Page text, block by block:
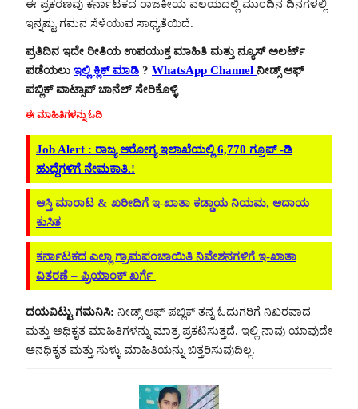
ಈ ಪ್ರಕರಣವು ಕರ್ನಾಟಕದ ರಾಜಕೀಯ ವಲಯದಲ್ಲಿ ಮುಂದಿನ ದಿನಗಳಲ್ಲಿ
ಇನ್ನಷ್ಟು ಗಮನ ಸೆಳೆಯುವ ಸಾಧ್ಯತೆಯಿದೆ.
ಪ್ರತಿದಿನ ಇದೇ ರೀತಿಯ ಉಪಯುಕ್ತ ಮಾಹಿತಿ ಮತ್ತು ನ್ಯೂಸ್ ಅಲರ್ಟ್
ಪಡೆಯಲು ಇಲ್ಲಿ ಕ್ಲಿಕ್ ಮಾಡಿ ? WhatsApp Channel ನೀಡ್ಸ್ ಆಫ್
ಪಬ್ಲಿಕ್ ವಾಟ್ಸಾಪ್ ಚಾನೆಲ್ ಸೇರಿಕೊಳ್ಳಿ
ಈ ಮಾಹಿತಿಗಳನ್ನು ಓದಿ
Job Alert : ರಾಜ್ಯ ಆರೋಗ್ಯ ಇಲಾಖೆಯಲ್ಲಿ 6,770 ಗ್ರೂಪ್ -ಡಿ
ಹುದ್ದೆಗಳಿಗೆ ನೇಮಕಾತಿ.!
ಆಸ್ತಿ ಮಾರಾಟ & ಖರೀದಿಗೆ ಇ-ಖಾತಾ ಕಡ್ಡಾಯ ನಿಯಮ, ಆದಾಯ
ಕುಸಿತ
ಕರ್ನಾಟಕದ ಎಲ್ಲಾ ಗ್ರಾಮಪಂಚಾಯಿತಿ ನಿವೇಶನಗಳಿಗೆ ಇ-ಖಾತಾ
ವಿತರಣೆ – ಪ್ರಿಯಾಂಕ್ ಖರ್ಗೆ
ದಯವಿಟ್ಟು ಗಮನಿಸಿ: ನೀಡ್ಸ್ ಆಫ್ ಪಬ್ಲಿಕ್ ತನ್ನ ಓದುಗರಿಗೆ ನಿಖರವಾದ
ಮತ್ತು ಅಧಿಕೃತ ಮಾಹಿತಿಗಳನ್ನು ಮಾತ್ರ ಪ್ರಕಟಿಸುತ್ತದೆ. ಇಲ್ಲಿ ನಾವು ಯಾವುದೇ
ಅನಧಿಕೃತ ಮತ್ತು ಸುಳ್ಳು ಮಾಹಿತಿಯನ್ನು ಬಿತ್ತರಿಸುವುದಿಲ್ಲ.